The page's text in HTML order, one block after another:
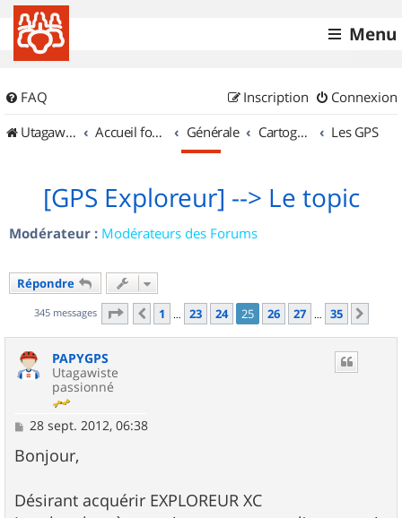
Menu
FAQ Connexion
Inscription
UtagawaVTT (Randos VTT et VTTAE avec traces GPS)
Accueil forum Générale Cartographie et GPS Les GPS
[GPS Exploreur] --> Le topic
Modérateur : Modérateurs des Forums
Répondre
345 messages Page 25 sur35
Précédent
1 … 23 24 25 26 27 … 35
PAPYGPS
Utagawiste
passionné
M
s
s
g
e
28 sept. 2012, 06:38
Bonjour,
Désirant acquérir EXPLOREUR XC